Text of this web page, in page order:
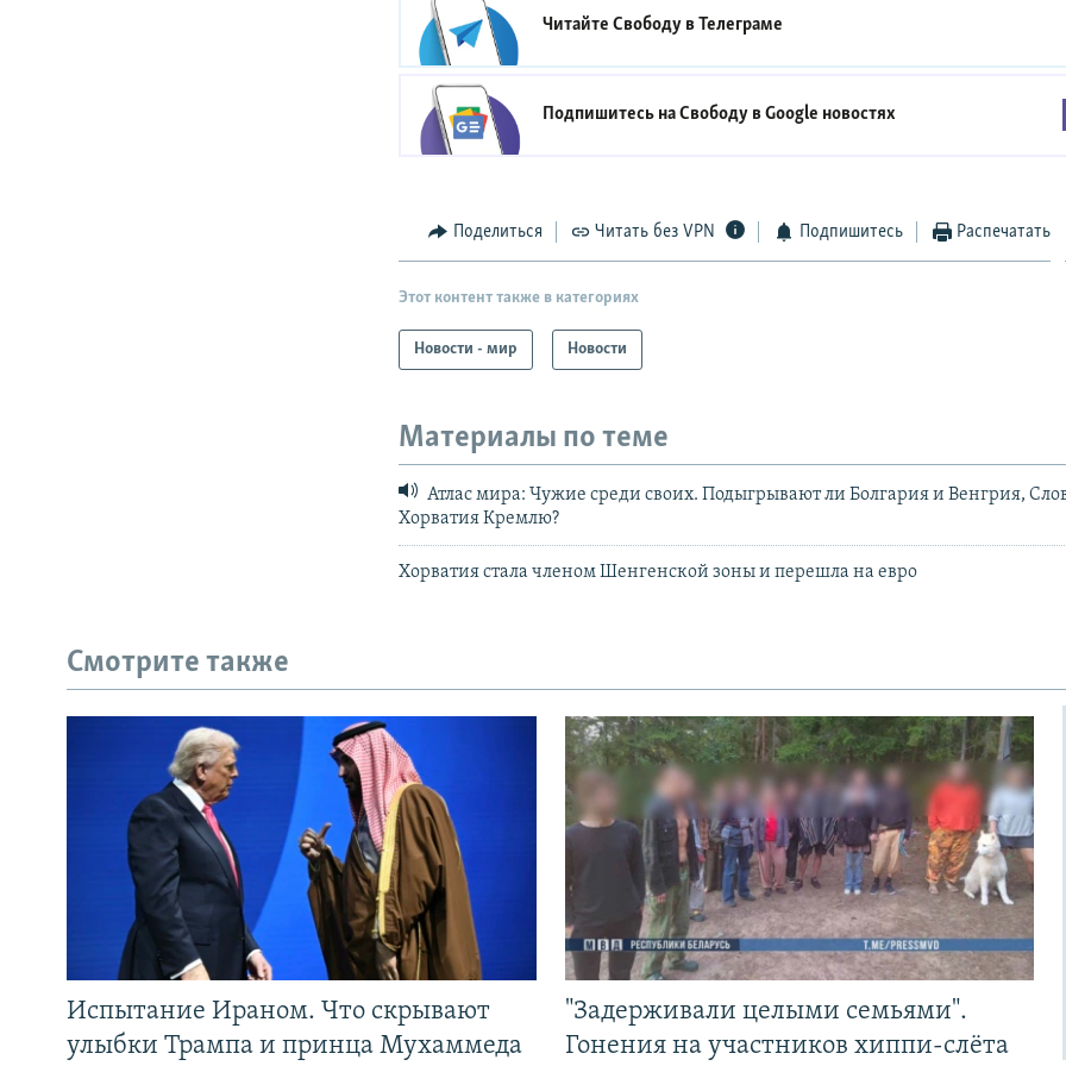
Читайте Свободу вТелеграме
Подпишитесь на Свободу вGoogle новостях
Поделиться Читать без VPN Подпишитесь Распечатать
Этот контент также в категориях
Новости - мир Новости
Материалы по теме
Атлас мира: Чужие среди своих. Подыгрывают ли Болгария и Венгрия,
Хорватия Кремлю?
Хорватия стала членом Шенгенской зоны и перешла на евро
Смотрите также
Испытание Ираном. Что скрывают
улыбки Трампа и принца Мухаммеда
"Задерживали целыми семьями".
Гонения на участников хиппи-слёта